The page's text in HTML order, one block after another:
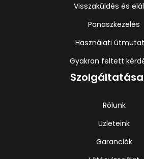
Visszaküldés és
Panaszkezelés
Használati
Gyakran feltett
Rólunk
Üzleteink
Garanciák